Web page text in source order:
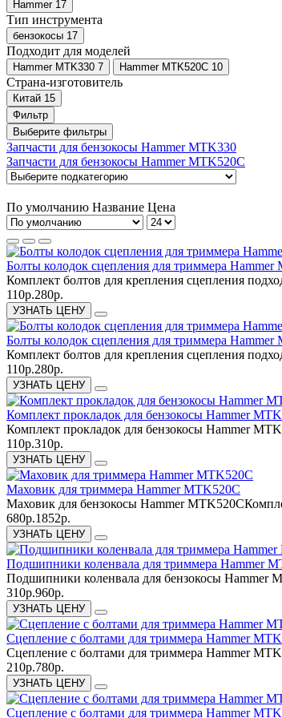
Hammer 17
Тип инструмента
бензокосы 17
Подходит для моделей
Hammer MTK330 7 Hammer MTK520C 10
Страна-изготовитель
Китай 15
Фильтр
Выберите фильтры
Запчасти для бензокосы Hammer MTK330
Запчасти для бензокосы Hammer MTK520C
По умолчанию Название Цена
Болты колодок сцепления для триммера Hammer
Комплект болтов для крепления сцепления
110р.280р.
УЗНАТЬ ЦЕНУ
Болты колодок сцепления для триммера Hammer
Комплект болтов для крепления сцепления
110р.280р.
УЗНАТЬ ЦЕНУ
Комплект прокладок для бензокосы Hammer
Комплект прокладок для бензокосы Hammer
110р.310р.
УЗНАТЬ ЦЕНУ
Маховик для триммера Hammer MTK520C
Маховик для бензокосы Hammer
680р.1852р.
УЗНАТЬ ЦЕНУ
Подшипники коленвала для триммера Hammer
Подшипники коленвала для бензокосы Hammer
310р.960р.
УЗНАТЬ ЦЕНУ
Сцепление с болтами для триммера Hammer
Сцепление с болтами для триммера Hammer
210р.780р.
УЗНАТЬ ЦЕНУ
Сцепление с болтами для триммера Hammer